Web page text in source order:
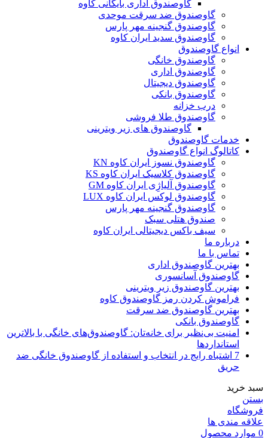
گاوصندوق اداری بایگانی کاوه
گاوصندوق ضد سرقت موحدی
گاوصندوق گنجینه مهر پارس
گاوصندوق سدید ایران کاوه
انواع گاوصندوق
گاوصندوق خانگی
گاوصندوق اداری
گاوصندوق دیجیتال
گاوصندوق بانکی
درب خزانه
گاوصندوق طلا فروشی
گاوصندوق های زیر ویترینی
خدمات گاوصندوق
کاتالوگ انواع گاوصندوق
گاوصندوق نسوز ایران کاوه KN
گاوصندوق کلاسیک ایران کاوه KS
گاوصندوق آلیاژِی ایران کاوه GM
گاوصندوق لوکس ایران کاوه LUX
گاوصندوق گنجینه مهر پارس
صندوق هتلی سبک
سیف باکس دیجیتالی ایران کاوه
درباره ما
تماس با ما
بهترین گاوصندوق اداری
گاوصندوق آسانسوری
بهترین گاوصندوق زیر ویترینی
فراموش کردن رمز گاوصندوق کاوه
بهترین گاوصندوق ضد سرقت
گاوصندوق بانکی
امنیت بی‌نظیر برای خانه‌تان: گاوصندوق‌های خانگی با بالاترین
استانداردها
7 اشتباه رایج در انتخاب و استفاده از گاوصندوق خانگی ضد
حریق
سبد خرید
بستن
فروشگاه
علاقه مندی ها
0 موارد محصول